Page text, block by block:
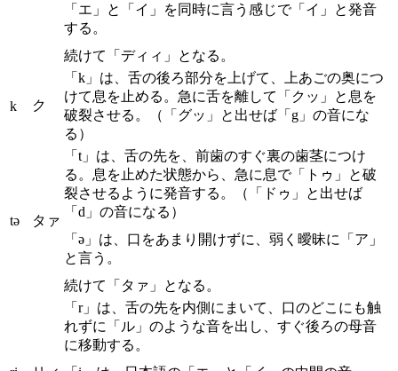
「エ」と「イ」を同時に言う感じで「イ」と発音
する。
続けて「ディィ」となる。
k ク
「k」は、舌の後ろ部分を上げて、上あごの奥につ
けて息を止める。急に舌を離して「クッ」と息を
破裂させる。（「グッ」と出せば「g」の音にな
る）
tə タァ
「t」は、舌の先を、前歯のすぐ裏の歯茎につけ
る。息を止めた状態から、急に息で「トゥ」と破
裂させるように発音する。（「ドゥ」と出せば
「d」の音になる）
「ə」は、口をあまり開けずに、弱く曖昧に「ア」
と言う。
続けて「タァ」となる。
「r」は、舌の先を内側にまいて、口のどこにも触
れずに「ル」のような音を出し、すぐ後ろの母音
に移動する。